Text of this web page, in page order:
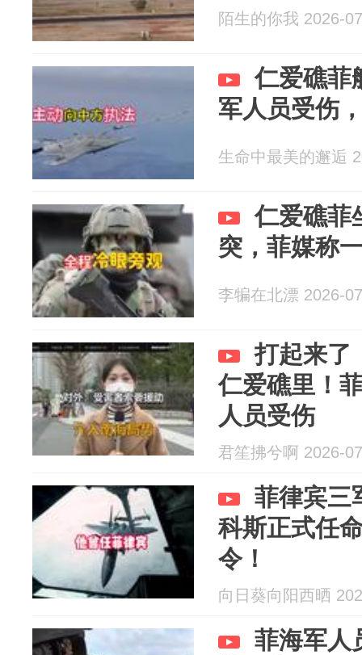
陌生的你我 2026-
仁爱礁菲
军人员受伤
生命中最美的邂逅
仁爱礁菲
突，菲媒称
李犏在北漂 2026-
打起来了
仁爱礁里！
人员受伤
君笙拂兮啊 2026-
菲律宾三
科斯正式任
令！
向日葵向阳西晒
菲海军人